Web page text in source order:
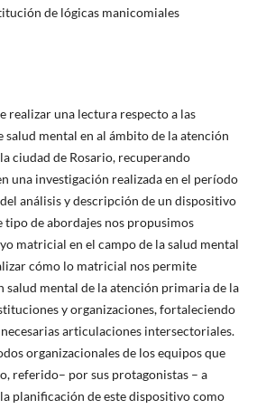
de lógicas manicomiales
realizar una lectura respecto a las
mental en al ámbito de la atención
ciudad de Rosario, recuperando
una investigación realizada en el período
análisis y descripción de un dispositivo
tipo de abordajes nos propusimos
matricial en el campo de la salud mental
cómo lo matricial nos permite
salud mental de la atención primaria de la
y organizaciones, fortaleciendo
necesarias articulaciones intersectoriales.
organizacionales de los equipos que
referido– por sus protagonistas – a
planificación de este dispositivo como